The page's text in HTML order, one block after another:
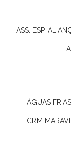
ASS. ESP.
ÁGUAS
CRM